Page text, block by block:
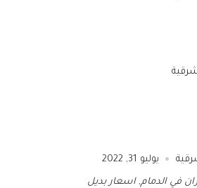
يوليو 31, 2022
في الدمام,اسعار بديل